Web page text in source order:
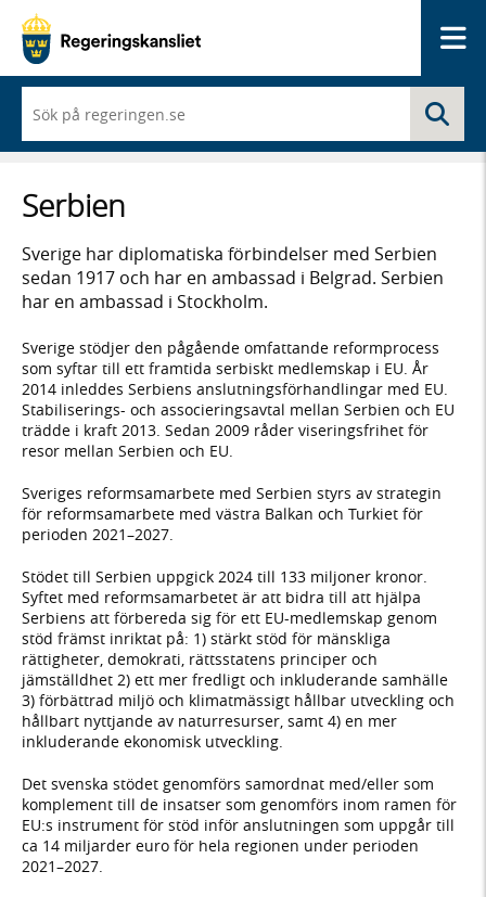
du
börjar
skriva
framträder
en
med
sökförslag
Serbien
Sverige har diplomatiska förbindelser med Serbien
sedan 1917 och har en ambassad i Belgrad. Serbien
har en ambassad i Stockholm.
Sverige stödjer den pågående omfattande reformprocess
som syftar till ett framtida serbiskt medlemskap i EU. År
2014 inleddes Serbiens anslutningsförhandlingar med EU.
Stabiliserings- och associeringsavtal mellan Serbien och EU
trädde i kraft 2013. Sedan 2009 råder viseringsfrihet för
resor mellan Serbien och EU.
Sveriges reformsamarbete med Serbien styrs av strategin
för reformsamarbete med västra Balkan och Turkiet för
perioden 2021–2027.
Stödet till Serbien uppgick 2024 till 133 miljoner kronor.
Syftet med reformsamarbetet är att bidra till att hjälpa
Serbiens att förbereda sig för ett EU-medlemskap genom
stöd främst inriktat på: 1) stärkt stöd för mänskliga
rättigheter, demokrati, rättsstatens principer och
jämställdhet 2) ett mer fredligt och inkluderande samhälle
3) förbättrad miljö och klimatmässigt hållbar utveckling och
hållbart nyttjande av naturresurser, samt 4) en mer
inkluderande ekonomisk utveckling.
Det svenska stödet genomförs samordnat med/eller som
komplement till de insatser som genomförs inom ramen för
EU:s instrument för stöd inför anslutningen som uppgår till
ca 14 miljarder euro för hela regionen under perioden
2021–2027.